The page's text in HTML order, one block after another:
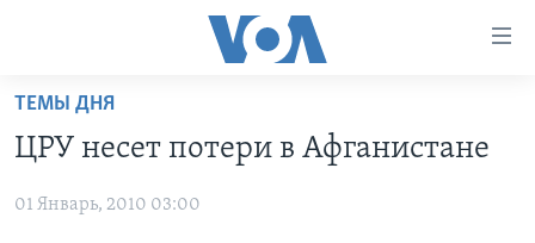
Перейти
основной
Перейти
ПРОГРАММЫ
АМЕРИКА
ПРОЕКТЫ
ТЕМЫ ДНЯ
ЦРУ несет потери в Афганистане
01 Январь, 2010 03:00